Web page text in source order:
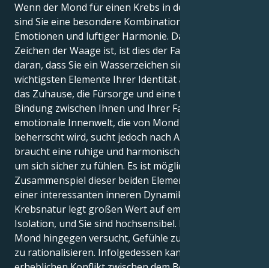
Wenn der Mond für einen Krebs in der Waage steht,
sind Sie eine besondere Kombination aus wässrigen
Emotionen und luftiger Harmonie. Da die Waage das
Zeichen der Waage ist, ist dies der Fall. Das liegt
daran, dass Sie ein Wasserzeichen sind. Die
wichtigsten Elemente Ihrer Identität als Krebs sind
das Zuhause, die Fürsorge und eine tiefe emotionale
Bindung zwischen Ihnen und Ihrer Familie. Ihre
emotionale Innenwelt, die von Mond und Waage
beherrscht wird, sucht jedoch nach Ausgleich und
braucht eine ruhige und harmonische Umgebung,
um sich sicher zu fühlen. Es ist möglich, dass das
Zusammenspiel dieser beiden Elemente letztlich zu
einer interessanten inneren Dynamik führt. Ihre
Krebsnatur legt großen Wert auf emotionale
Isolation, und Sie sind hochsensibel. Ihr Waage-
Mond hingegen versucht, Gefühle zu verstehen und
zu rationalisieren. Infolgedessen kann es zu einem